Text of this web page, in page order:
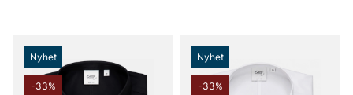
Nyhet
-33%
Nyhet
-33%